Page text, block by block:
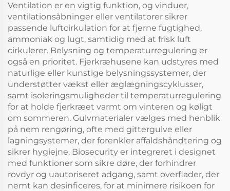
Ventilation er en vigtig funktion, og vinduer,
ventilationsåbninger eller ventilatorer sikrer
passende luftcirkulation for at fjerne fugtighed,
ammoniak og lugt, samtidig med at frisk luft
cirkulerer. Belysning og temperaturregulering er
også en prioritet. Fjerkræhusene kan udstyres med
naturlige eller kunstige belysningssystemer, der
understøtter vækst eller æglægningscyklusser,
samt isoleringsmuligheder til temperaturregulering
for at holde fjerkræet varmt om vinteren og køligt
om sommeren. Gulvmaterialer vælges med henblik
på nem rengøring, ofte med gittergulve eller
lagningsystemer, der forenkler affaldshåndtering og
sikrer hygiejne. Biosecurity er integreret i designet
med funktioner som sikre døre, der forhindrer
rovdyr og uautoriseret adgang, samt overflader, der
nemt kan desinficeres, for at minimere risikoen for